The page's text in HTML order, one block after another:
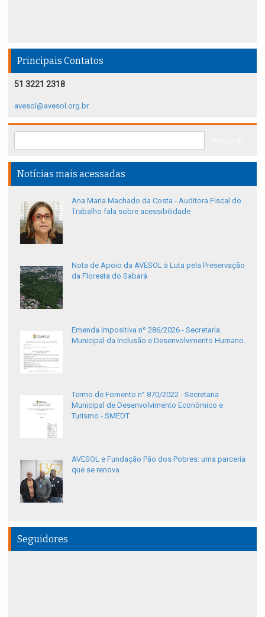
Principais Contatos
51 3221 2318
avesol@avesol.org.br
Notícias mais acessadas
Ana Maria Machado da Costa - Auditora Fiscal do
Trabalho fala sobre acessibilidade
Nota de Apoio da AVESOL à Luta pela Preservação
da Floresta do Sabará
Emenda Impositiva nº 286/2026 - Secretaria
Municipal da Inclusão e Desenvolvimento Humano.
Termo de Fomento n° 870/2022 - Secretaria
Municipal de Desenvolvimento Econômico e
Turismo - SMEDT.
AVESOL e Fundação Pão dos Pobres: uma parceria
que se renova
Seguidores